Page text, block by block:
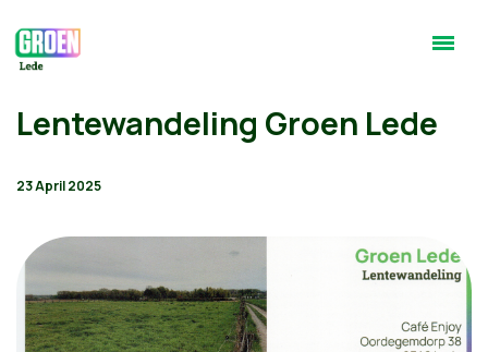
Lentewandeling Groen Lede
23 April 2025